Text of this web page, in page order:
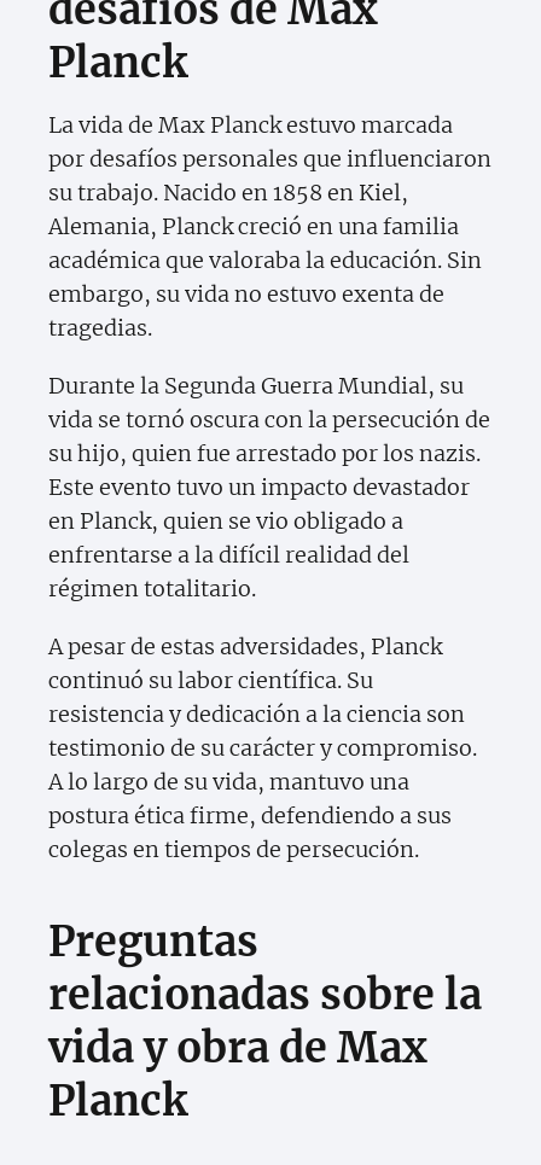
Planck
La vida de Max Planck estuvo marcada
por desafíos personales que influenciaron
su trabajo. Nacido en 1858 en Kiel,
Alemania, Planck creció en una familia
académica que valoraba la educación. Sin
embargo, su vida no estuvo exenta de
tragedias.
Durante la Segunda Guerra Mundial, su
vida se tornó oscura con la persecución de
su hijo, quien fue arrestado por los nazis.
Este evento tuvo un impacto devastador
en Planck, quien se vio obligado a
enfrentarse a la difícil realidad del
régimen totalitario.
A pesar de estas adversidades, Planck
continuó su labor científica. Su
resistencia y dedicación a la ciencia son
testimonio de su carácter y compromiso.
A lo largo de su vida, mantuvo una
postura ética firme, defendiendo a sus
colegas en tiempos de persecución.
Preguntas
relacionadas sobre la
vida y obra de Max
Planck